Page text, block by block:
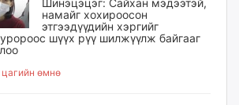
Шинэцэцэг: Сайхан мэдээтэй,
намайг хохироосон
этгээдүүдийн хэргийг
шүүх рүү шилжүүлж байгааг
цагийн өмнө